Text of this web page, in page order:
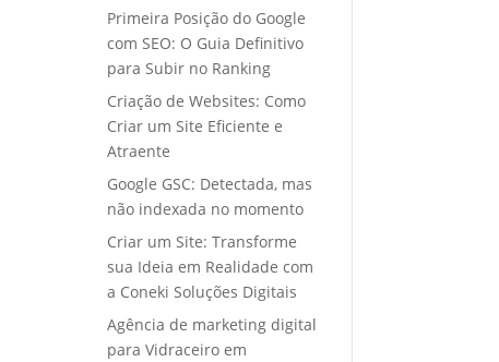
Primeira Posição do Google
com SEO: O Guia Definitivo
para Subir no Ranking
Criação de Websites: Como
Criar um Site Eficiente e
Atraente
Google GSC: Detectada, mas
não indexada no momento
Criar um Site: Transforme
sua Ideia em Realidade com
a Coneki Soluções Digitais
Agência de marketing digital
para Vidraceiro em